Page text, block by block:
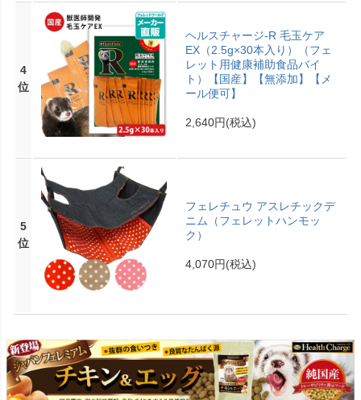
4
位
ヘルスチャージ-R 毛玉ケア
EX（2.5g×30本入り）（フェ
レット用健康補助食品バイ
ト）【国産】【無添加】【メ
ール便可】
2,640円(税込)
5
位
フェレチュウ アスレチックデ
ニム（フェレットハンモッ
ク）
4,070円(税込)